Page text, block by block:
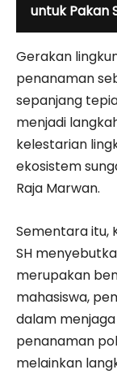
untuk Pakan
Gerakan
penanaman
sepanjang
menjadi
kelestarian
ekosistem
Raja Marwan.
Sementara itu,
SH
merupakan
mahasiswa,
dalam
penanaman
melainkan